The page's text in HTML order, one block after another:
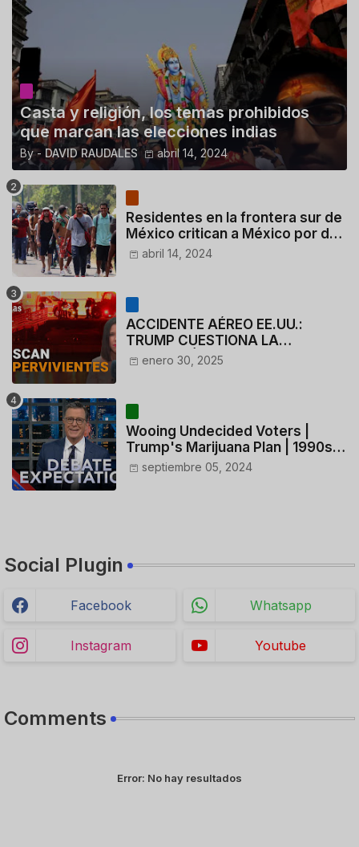
Casta y religión, los temas prohibidos
que marcan las elecciones indias
By - DAVID RAUDALES abril 14, 2024
Residentes en la frontera sur de
México critican a México por dar
110 dólares a migrantes
abril 14, 2024
ACCIDENTE AÉREO EE.UU.:
TRUMP CUESTIONA LA
ACTUACIÓN DE LOS
enero 30, 2025
Wooing Undecided Voters |
Trump's Marijuana Plan | 1990s
Porn Expert Mark Robinson
septiembre 05, 2024
Social Plugin
Facebook Whatsapp
Instagram Youtube
Comments
Error: No hay resultados